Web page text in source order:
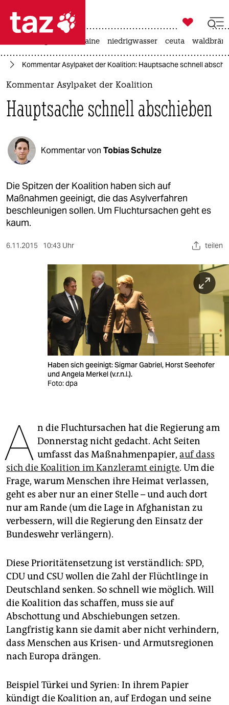
 taz zahl ich
taz zahl ich
politik
öko
gesellschaft
kultur
sport
veranstaltungen
fragen & hilfe
genossenschaft
epaper login

taz zahl ich
krieg in der ukraine niedrigwasser ceuta
Kommentar Asylpaket der Koalition: Hauptsache schnell
Kommentar Asylpaket der Koalition
Hauptsache schnell abschieben
Kommentar von Tobias Schulze
Die Spitzen der Koalition haben sich auf
Maßnahmen geeinigt, die das Asylverfahren
beschleunigen sollen. Um Fluchtursachen geht es
kaum.
6.11.2015 10:43 Uhr teilen
Haben sich geeinigt: Sigmar Gabriel, Horst Seehofer
und Angela Merkel (v.r.n.l.).
Foto: dpa
A n die Fluchtursachen hat die Regierung am
Donnerstag nicht gedacht. Acht Seiten
umfasst das Maßnahmenpapier, auf dass
sich die Koalition im Kanzleramt einigte. Um die
Frage, warum Menschen ihre Heimat verlassen,
geht es aber nur an einer Stelle – und auch dort
nur am Rande (um die Lage in Afghanistan zu
verbessern, will die Regierung den Einsatz der
Bundeswehr verlängern).
Diese Prioritätensetzung ist verständlich: SPD,
CDU und CSU wollen die Zahl der Flüchtlinge in
Deutschland senken. So schnell wie möglich. Will
die Koalition das schaffen, muss sie auf
Abschottung und Abschiebungen setzen.
Langfristig kann sie damit aber nicht verhindern,
dass Menschen aus Krisen- und Armutsregionen
nach Europa drängen.
Beispiel Türkei und Syrien: In ihrem Papier
kündigt die Koalition an, auf Erdogan und seine